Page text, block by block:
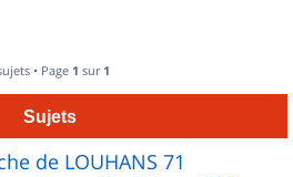
• Page 1 sur 1
Sujets
de LOUHANS 71